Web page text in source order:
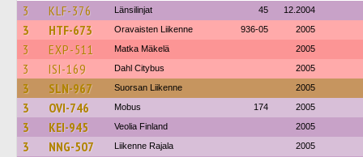
3 KLF-376 Länsilinjat 45 12.2004
3 HTF-673 Oravaisten Liikenne 936-05 2005
3 EXP-511 Matka Mäkelä 2005
3 ISI-169 Dahl Citybus 2005
3 SLN-967 Suorsan Liikenne 2005
3 OVI-746 Mobus 174 2005
3 KEI-945 Veolia Finland 2005
3 NNG-507 Liikenne Rajala 2005